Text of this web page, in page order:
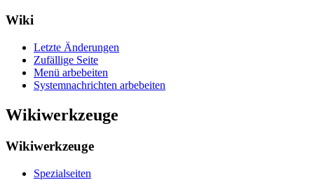
Wiki
Letzte Änderungen
Zufällige Seite
Menü arbebeiten
Systemnachrichten arbebeiten
Wikiwerkzeuge
Wikiwerkzeuge
Spezialseiten